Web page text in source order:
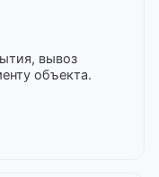
вывоз
объекта.